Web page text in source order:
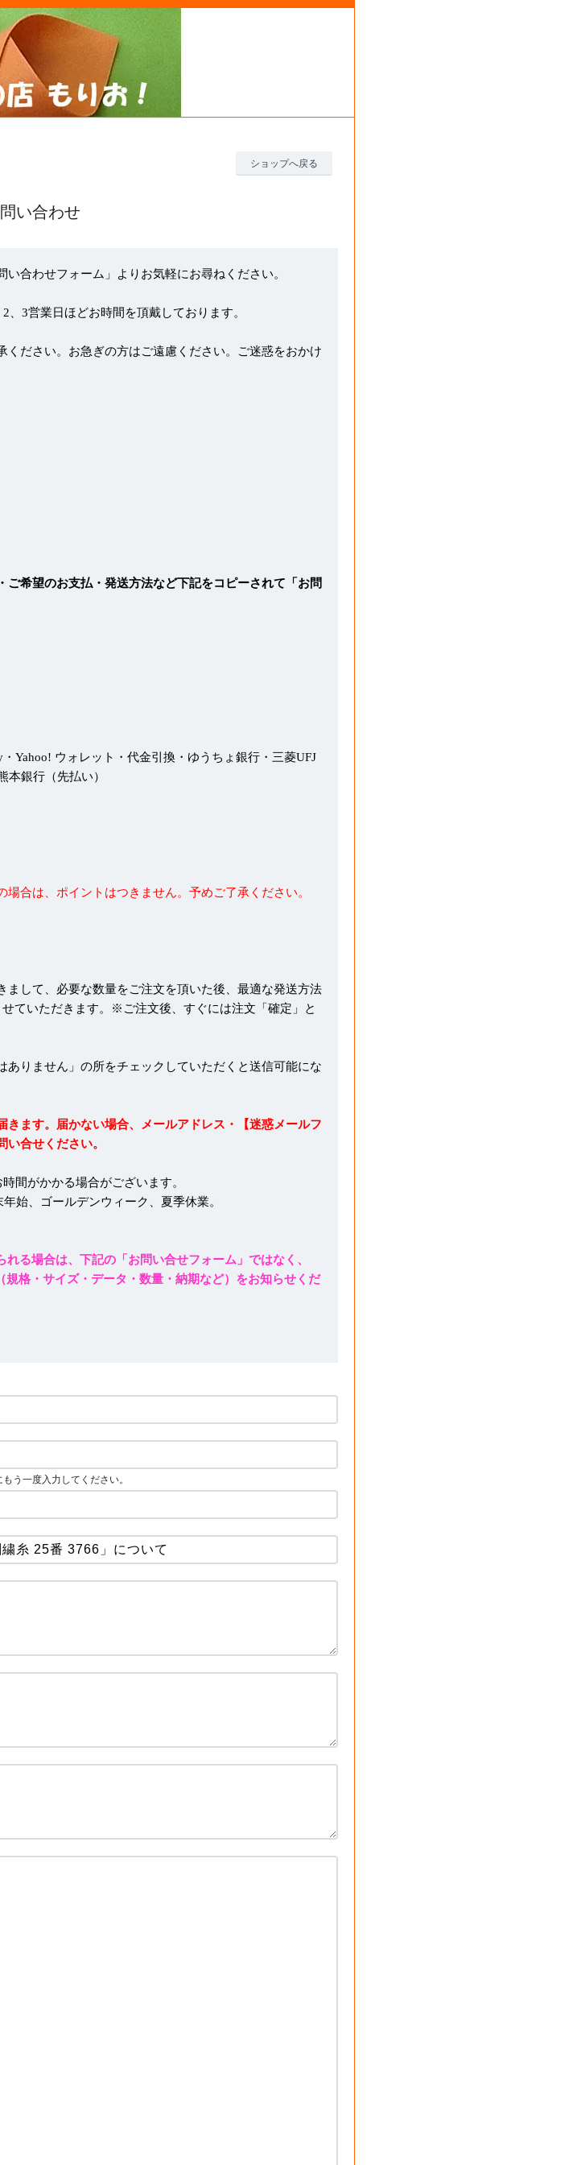
ショップへ戻る
い合わせ
合わせフォーム」よりお気軽にお尋ねください。
3営業日ほどお時間を頂戴しております。
ださい。お急ぎの方はご遠慮ください。ご迷惑をおかけ
希望のお支払・発送方法など下記をコピーされて「お問
Yahoo! ウォレット・代金引換・ゆうちょ銀行・三菱UFJ
本銀行（先払い）
合は、ポイントはつきません。予めご了承ください。
して、必要な数量をご注文を頂いた後、最適な発送方法
ていただきます。※ご注文後、すぐには注文「確定」と
りません」の所をチェックしていただくと送信可能にな
きます。届かない場合、メールアドレス・【迷惑メールフ
合せください。
間がかかる場合がございます。
始、ゴールデンウィーク、夏季休業。
る場合は、下記の「お問い合せフォーム」ではなく、
規格・サイズ・データ・数量・納期など）をお知らせくだ
う一度入力してください。